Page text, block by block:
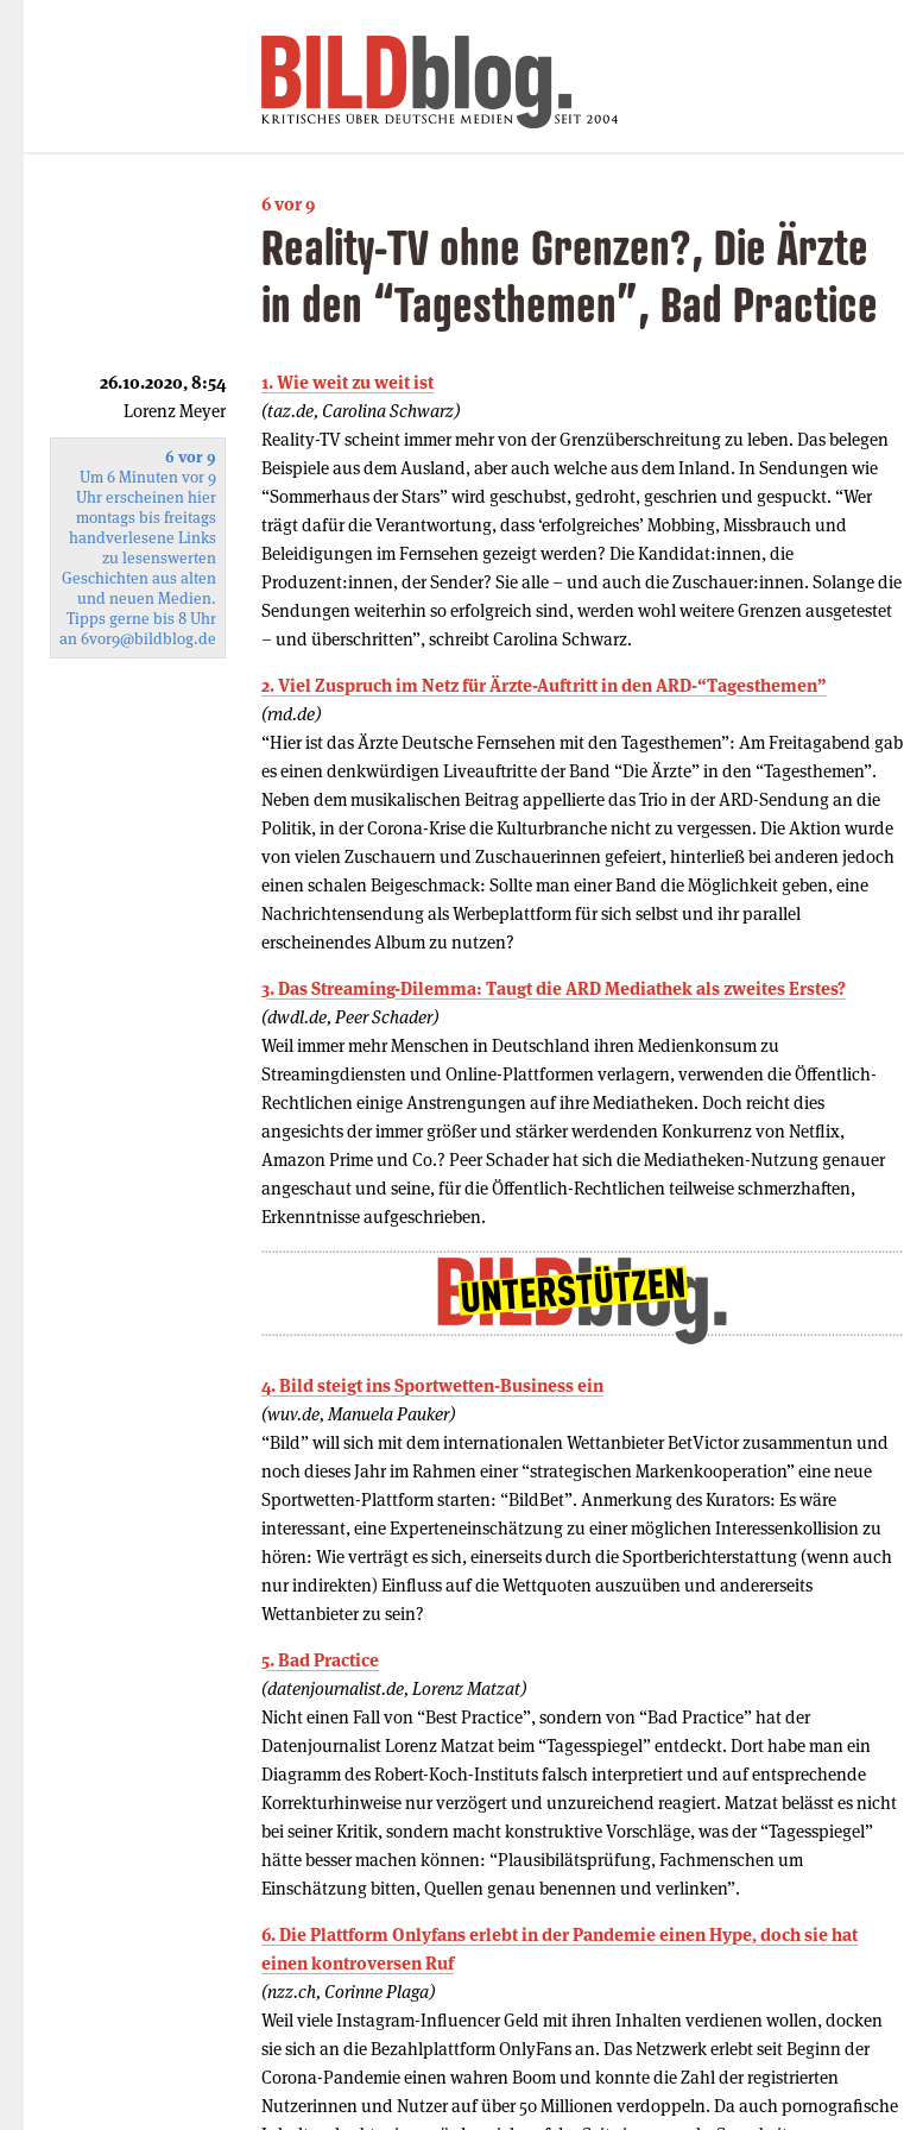
6 vor 9
Reality-TV ohne Grenzen?, Die Ärzte
in den “Tagesthemen”, Bad Practice
1. Wie weit zu weit ist
(taz.de, Carolina Schwarz)
Reality-TV scheint immer mehr von der Grenzüberschreitung zu leben. Das belegen
Beispiele aus dem Ausland, aber auch welche aus dem Inland. In Sendungen wie
“Sommerhaus der Stars” wird geschubst, gedroht, geschrien und gespuckt. “Wer
trägt dafür die Verantwortung, dass ‘erfolgreiches’ Mobbing, Missbrauch und
Beleidigungen im Fernsehen gezeigt werden? Die Kandidat:innen, die
Produzent:innen, der Sender? Sie alle – und auch die Zuschauer:innen. Solange die
Sendungen weiterhin so erfolgreich sind, werden wohl weitere Grenzen ausgetestet
– und überschritten”, schreibt Carolina Schwarz.
2. Viel Zuspruch im Netz für Ärzte-Auftritt in den ARD-“Tagesthemen”
(rnd.de)
“Hier ist das Ärzte Deutsche Fernsehen mit den Tagesthemen”: Am Freitagabend gab
es einen denkwürdigen Liveauftritte der Band “Die Ärzte” in den “Tagesthemen”.
Neben dem musikalischen Beitrag appellierte das Trio in der ARD-Sendung an die
Politik, in der Corona-Krise die Kulturbranche nicht zu vergessen. Die Aktion wurde
von vielen Zuschauern und Zuschauerinnen gefeiert, hinterließ bei anderen jedoch
einen schalen Beigeschmack: Sollte man einer Band die Möglichkeit geben, eine
Nachrichtensendung als Werbeplattform für sich selbst und ihr parallel
erscheinendes Album zu nutzen?
3. Das Streaming-Dilemma: Taugt die ARD Mediathek als zweites Erstes?
(dwdl.de, Peer Schader)
Weil immer mehr Menschen in Deutschland ihren Medienkonsum zu
Streamingdiensten und Online-Plattformen verlagern, verwenden die Öffentlich-
Rechtlichen einige Anstrengungen auf ihre Mediatheken. Doch reicht dies
angesichts der immer größer und stärker werdenden Konkurrenz von Netflix,
Amazon Prime und Co.? Peer Schader hat sich die Mediatheken-Nutzung genauer
angeschaut und seine, für die Öffentlich-Rechtlichen teilweise schmerzhaften,
Erkenntnisse aufgeschrieben.
4. Bild steigt ins Sportwetten-Business ein
(wuv.de, Manuela Pauker)
“Bild” will sich mit dem internationalen Wettanbieter BetVictor zusammentun und
noch dieses Jahr im Rahmen einer “strategischen Markenkooperation” eine neue
Sportwetten-Plattform starten: “BildBet”. Anmerkung des Kurators: Es wäre
interessant, eine Experteneinschätzung zu einer möglichen Interessenkollision zu
hören: Wie verträgt es sich, einerseits durch die Sportberichterstattung (wenn auch
nur indirekten) Einfluss auf die Wettquoten auszuüben und andererseits
Wettanbieter zu sein?
5. Bad Practice
(datenjournalist.de, Lorenz Matzat)
Nicht einen Fall von “Best Practice”, sondern von “Bad Practice” hat der
Datenjournalist Lorenz Matzat beim “Tagesspiegel” entdeckt. Dort habe man ein
Diagramm des Robert-Koch-Instituts falsch interpretiert und auf entsprechende
Korrekturhinweise nur verzögert und unzureichend reagiert. Matzat belässt es nicht
bei seiner Kritik, sondern macht konstruktive Vorschläge, was der “Tagesspiegel”
hätte besser machen können: “Plausibilätsprüfung, Fachmenschen um
Einschätzung bitten, Quellen genau benennen und verlinken”.
6. Die Plattform Onlyfans erlebt in der Pandemie einen Hype, doch sie hat
einen kontroversen Ruf
(nzz.ch, Corinne Plaga)
Weil viele Instagram-Influencer Geld mit ihren Inhalten verdienen wollen, docken
sie sich an die Bezahlplattform OnlyFans an. Das Netzwerk erlebt seit Beginn der
Corona-Pandemie einen wahren Boom und konnte die Zahl der registrierten
Nutzerinnen und Nutzer auf über 50 Millionen verdoppeln. Da auch pornografische
26.10.2020, 8:54
Lorenz Meyer
6 vor 9
Um 6 Minuten vor 9
Uhr erscheinen hier
montags bis freitags
handverlesene Links
zu lesenswerten
Geschichten aus alten
und neuen Medien.
Tipps gerne bis 8 Uhr
an6vor9@bildblog.de